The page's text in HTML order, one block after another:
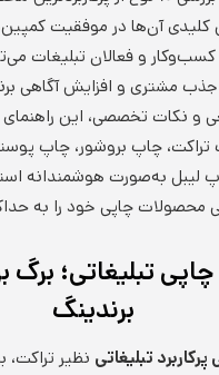
آن‌ها در موفقیت
کسب‌وکار و فعالان تبلیغات
جذب مشتری و افزایش آگاهی
و نکات تخصصی، این
تراکت، چاپ بروشور، چاپ
لیبل به‌صورت هوشمندانه
محصولات چاپی خود را به
تبلیغاتی؛ برگ
برندینگ
تبلیغاتی نظیر تراکت،